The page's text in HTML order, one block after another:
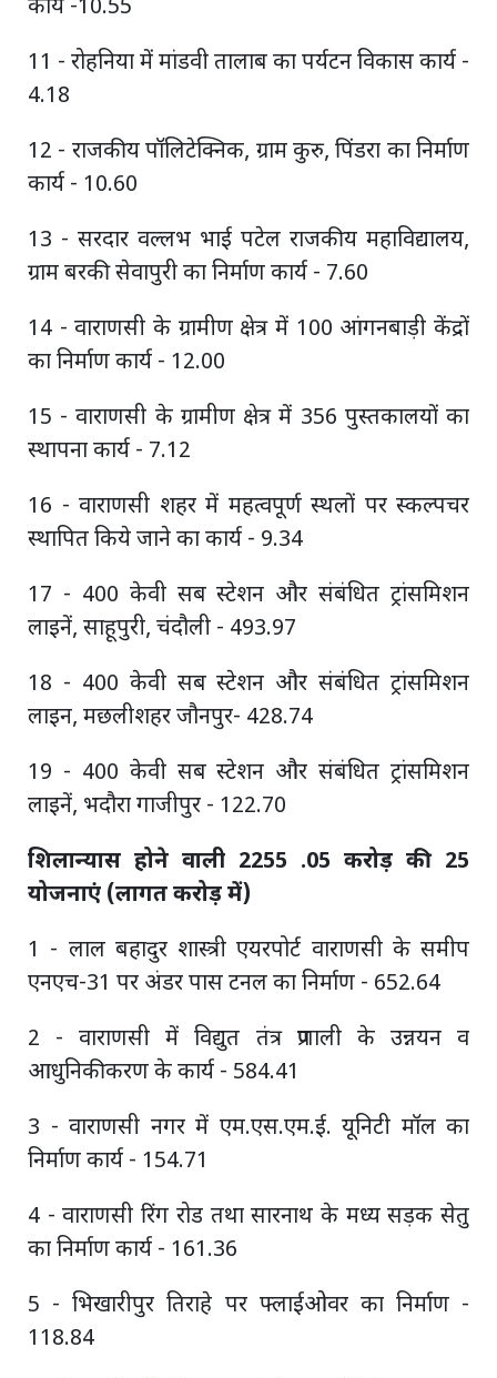
कार्य -10.55
11 - रोहनिया में मांडवी तालाब का पर्यटन विकास कार्य -
4.18
12 - राजकीय पॉलिटेक्निक, ग्राम कुरु, पिंडरा का निर्माण
कार्य - 10.60
13 - सरदार वल्लभ भाई पटेल राजकीय महाविद्यालय,
ग्राम बरकी सेवापुरी का निर्माण कार्य - 7.60
14 - वाराणसी के ग्रामीण क्षेत्र में 100 आंगनबाड़ी केंद्रों
का निर्माण कार्य - 12.00
15 - वाराणसी के ग्रामीण क्षेत्र में 356 पुस्तकालयों का
स्थापना कार्य - 7.12
16 - वाराणसी शहर में महत्वपूर्ण स्थलों पर स्कल्पचर
स्थापित किये जाने का कार्य - 9.34
17 - 400 केवी सब स्टेशन और संबंधित ट्रांसमिशन
लाइनें, साहूपुरी, चंदौली - 493.97
18 - 400 केवी सब स्टेशन और संबंधित ट्रांसमिशन
लाइन, मछलीशहर जौनपुर- 428.74
19 - 400 केवी सब स्टेशन और संबंधित ट्रांसमिशन
लाइनें, भदौरा गाजीपुर - 122.70
शिलान्यास होने वाली 2255 .05 करोड़ की 25
योजनाएं (लागत करोड़ में)
1 - लाल बहादुर शास्त्री एयरपोर्ट वाराणसी के समीप
एनएच-31 पर अंडर पास टनल का निर्माण - 652.64
2 - वाराणसी में विद्युत तंत्र प्रणाली के उन्नयन व
आधुनिकीकरण के कार्य - 584.41
3 - वाराणसी नगर में एम.एस.एम.ई. यूनिटी मॉल का
निर्माण कार्य - 154.71
4 - वाराणसी रिंग रोड तथा सारनाथ के मध्य सड़क सेतु
का निर्माण कार्य - 161.36
5 - भिखारीपुर तिराहे पर फ्लाईओवर का निर्माण -
118.84